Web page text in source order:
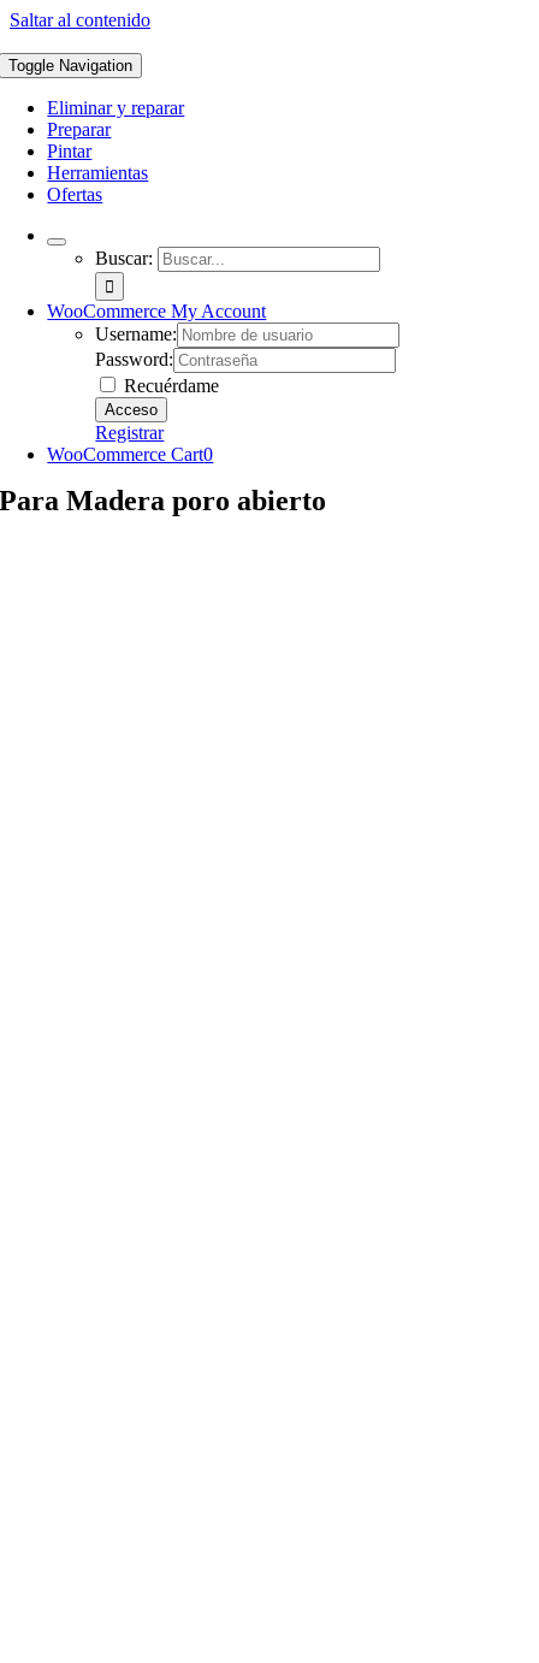
Saltar al contenido
Toggle Navigation
Eliminar y reparar
Preparar
Pintar
Herramientas
Ofertas
Buscar:
WooCommerce My Account
Username:
Password:
Recuérdame
Registrar
WooCommerce Cart0
Para Madera poro abierto